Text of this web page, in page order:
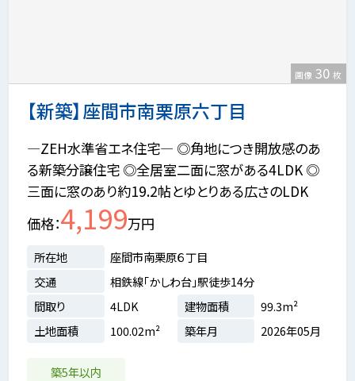
【新築】座間市南栗原六丁目
画像 30 枚
―ZEH水準省エネ住宅― ◎角地につき開放感のあ
る新築分譲住宅 ◎全居室二面に窓がある4LDK ◎
三面に窓のあり約19.2帖とゆとりある広さのLDK
価格 4,199万円
所在地
座間市南栗原６丁目
交通
相鉄線「かしわ台」駅徒歩14分
間取り
4LDK 建物面積
99.3m²
土地面積
100.02m² 築年月 2026年05月
築5年以内